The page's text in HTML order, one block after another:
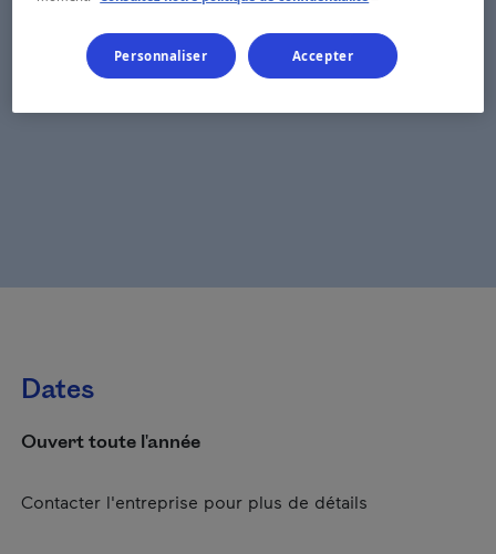
Dates
Ouvert toute l'année
Contacter l'entreprise pour plus de détails
Personnaliser Accepter